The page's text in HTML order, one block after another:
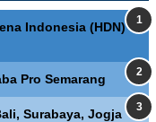
Indonesia (HDN)
Pro Semarang
Surabaya, Jogja